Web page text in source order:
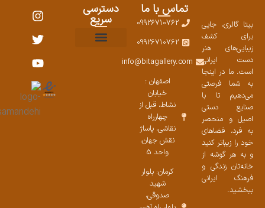
بیتا گالری، جایی
برای کشف
زیبایی‌های هنر
دست ایرانی
است. ما در اینجا
به شما فرصتی
می‌دهیم تا با
صنایع دستی
اصیل و منحصر
به فرد، فضاهای
خود را زیباتر کنید
و به هر گوشه از
خانه‌تان زندگی و
فرهنگ ایرانی
ببخشید.
تماس با ما
09926710762
09926710762
info@bitagallery.com
اصفهان :
خیابان
نشاط، قبل از
چهارراه
نقاشی، پاساژ
نقش جهان،
واحد 5
کرمان: بلوار
شهید
صدوقی،
دسترسی
سریع